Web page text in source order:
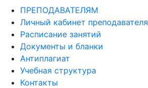
ПРЕПОДАВАТЕЛЯМ
Личный кабинет преподавателя
Расписание занятий
Документы и бланки
Антиплагиат
Учебная структура
Контакты